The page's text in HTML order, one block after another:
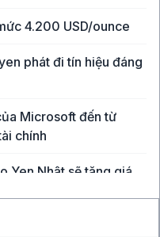
4.200 USD/ounce
phát đi tín hiệu đáng
Microsoft đến từ
chính
Yen Nhật sẽ tăng giá